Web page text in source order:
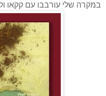
במקרה שלי עורבבו עם קקאו